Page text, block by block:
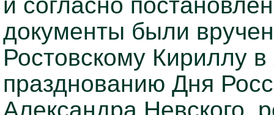
документы были
Ростовскому Кириллу
празднованию Дня